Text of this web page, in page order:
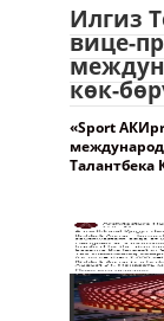
Илгиз
вице-
көк-
«Sport
Талантбека